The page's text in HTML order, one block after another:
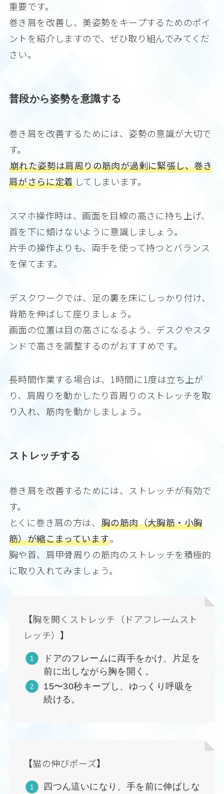
重要です。
巻き肩を改善し、美姿勢をキープするためのポイ
ントを紹介しますので、ぜひ取り組んでみてくだ
さい。
普段から姿勢を意識する
巻き肩を改善するためには、姿勢の意識が大切で
す。
崩れた姿勢は肩周りの筋肉が過剰に緊張し、巻き
肩がさらに定着してしまいます。
スマホ操作時は、画面を目線の高さに持ち上げ、
首を下に傾けないように意識しましょう。
片手の操作よりも、両手を使って持つとバランス
を保てます。
デスクワークでは、足の裏を床にしっかり付け、
背筋を伸ばして座りましょう。
画面の位置は目の高さになるよう、デスクやスタ
ンドで高さを調整するのがおすすめです。
長時間作業する場合は、1時間に1度は立ち上が
り、肩周りを動かしたり首周りのストレッチを取
り入れ、筋肉を動かしましょう。
ストレッチする
巻き肩を改善するためには、ストレッチが有効で
す。
とくに巻き肩の方は、 胸の筋肉（大胸筋・小胸
筋）が縮こまっています。
胸や首、肩甲骨周りの筋肉のストレッチを積極的
に取り入れてみましょう。
【胸を開くストレッチ（ドアフレームスト
レッチ）】
ドアのフレームに両手をかけ、片足を
前に出しながら胸を開く。
15〜30秒キープし、ゆっくり呼吸を
続ける。
【猫の伸びポーズ】
四つん這いになり、手を前に伸ばしな